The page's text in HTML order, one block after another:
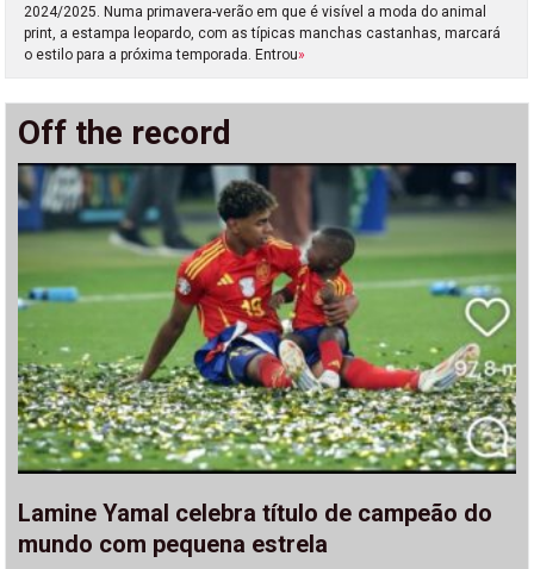
2024/2025. Numa primavera-verão em que é visível a moda do animal
print, a estampa leopardo, com as típicas manchas castanhas, marcará
o estilo para a próxima temporada. Entrou»
Off the record
Lamine Yamal celebra título de campeão do
mundo com pequena estrela